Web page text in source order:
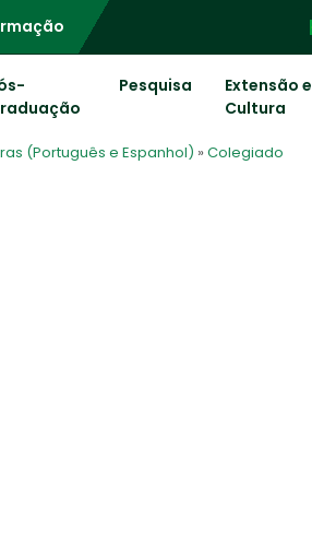
Pesquisa
Extensão e
Cultura
(Português e Espanhol) » Colegiado